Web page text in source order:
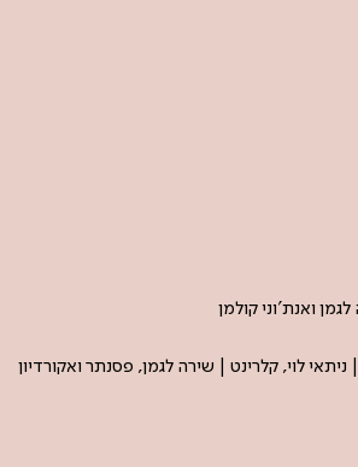
לגמן ואנת'וני קולמן
לוי, קלרינט | שירה לגמן, פסנתר ואקורדיון